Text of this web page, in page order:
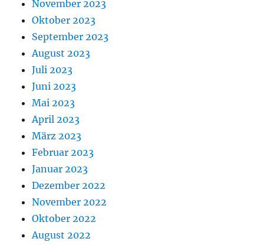
November 2023
Oktober 2023
September 2023
August 2023
Juli 2023
Juni 2023
Mai 2023
April 2023
März 2023
Februar 2023
Januar 2023
Dezember 2022
November 2022
Oktober 2022
August 2022